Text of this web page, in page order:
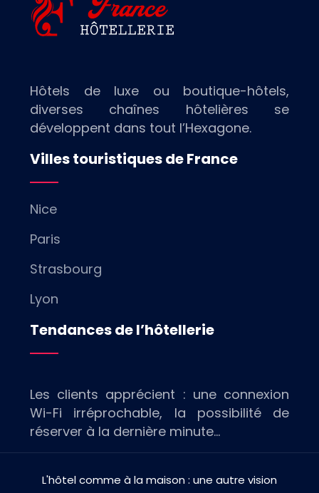
Hôtels de luxe ou boutique-hôtels,
diverses chaînes hôtelières se
développent dans tout l’Hexagone.
Villes touristiques de France
Nice
Paris
Strasbourg
Lyon
Tendances de l’hôtellerie
Les clients apprécient : une connexion
Wi-Fi irréprochable, la possibilité de
réserver à la dernière minute…
L'hôtel comme à la maison : une autre vision